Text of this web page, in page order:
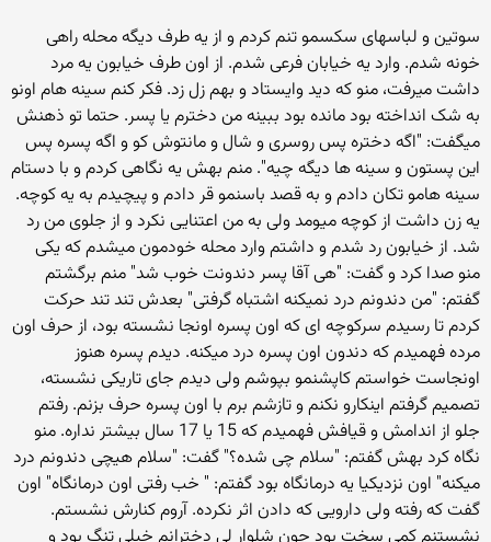
سوتین و لباسهای سکسمو تنم کردم و از یه طرف دیگه محله راهی
خونه شدم. وارد یه خیابان فرعی شدم. از اون طرف خیابون یه مرد
داشت میرفت، منو که دید وایستاد و بهم زل زد. فکر کنم سینه هام اونو
به شک انداخته بود مانده بود ببینه من دخترم یا پسر. حتما تو ذهنش
میگفت: "اگه دختره پس روسری و شال و مانتوش کو و اگه پسره پس
این پستون و سینه ها دیگه چیه". منم بهش یه نگاهی کردم و با دستام
سینه هامو تکان دادم و به قصد باسنمو قر دادم و پیچیدم به یه کوچه.
یه زن داشت از کوچه میومد ولی به من اعتنایی نکرد و از جلوی من رد
شد. از خیابون رد شدم و داشتم وارد محله خودمون میشدم که یکی
منو صدا کرد و گفت: "هی آقا پسر دندونت خوب شد" منم برگشتم
گفتم: "من دندونم درد نمیکنه اشتباه گرفتی" بعدش تند تند حرکت
کردم تا رسیدم سرکوچه ای که اون پسره اونجا نشسته بود، از حرف اون
مرده فهمیدم که دندون اون پسره درد میکنه. دیدم پسره هنوز
اونجاست خواستم کاپشنمو بپوشم ولی دیدم جای تاریکی نشسته،
تصمیم گرفتم اینکارو نکنم و تازشم برم با اون پسره حرف بزنم. رفتم
جلو از اندامش و قیافش فهمیدم که 15 یا 17 سال بیشتر نداره. منو
نگاه کرد بهش گفتم: "سلام چی شده؟" گفت: "سلام هیچی دندونم درد
میکنه" اون نزدیکیا یه درمانگاه بود گفتم: " خب رفتی اون درمانگاه" اون
گفت که رفته ولی دارویی که دادن اثر نکرده. آروم کنارش نشستم.